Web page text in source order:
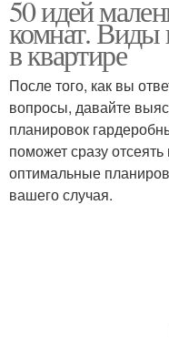
Кухонная
50 идей
комнат. Виды
в квартире
После того, как вы
вопросы, давайте
планировок
поможет сразу
оптимальные
вашего случая.